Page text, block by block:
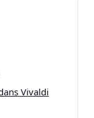
Vivaldi